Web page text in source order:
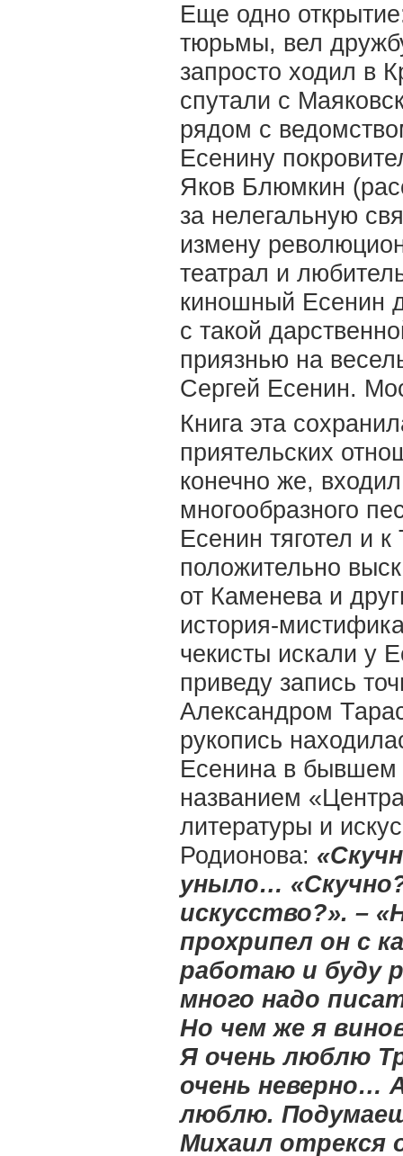
Еще одно
тюрьмы, вел
запросто ходил в
спутали с
рядом с
Есенину
Яков Блюмкин
за нелегальную
измену
театрал и
киношный Есенин
с такой
приязнью на
Сергей Есенин.
Книга эта
приятельских
конечно же,
многообразного
Есенин тяготел и
положительно
от Каменева и
история-
чекисты искали у
приведу запись
Александром
рукопись
Есенина в бывшем
названием
литературы и
Родионова:
уныло…
искусство?». –
прохрипел он с
работаю и буду
много надо
Но чем же я
Я очень люблю
очень неверно…
люблю.
Михаил отрекся